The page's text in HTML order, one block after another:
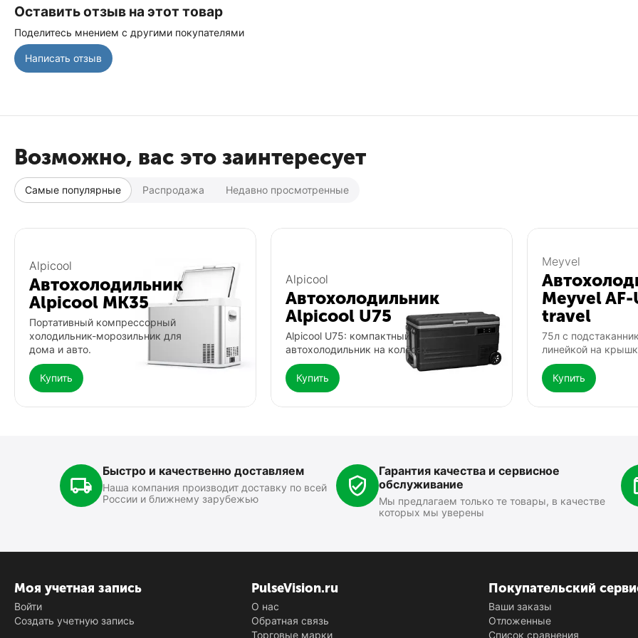
Оставить отзыв на этот товар
Поделитесь мнением с другими покупателями
Написать отзыв
Возможно, вас это заинтересует
Самые популярные Распродажа Недавно просмотренные
15 49900
Популярный
13 89000 ₽ 10 90000 ₽ ₽
Показать ещё
Alpicool
Автохолодильник
Alpicool MK35
Портативный компрессорный
холодильник-морозильник для
дома и авто.
Купить
Alpicool
Автохолодильник
Alpicool U75
Alpicool U75: компактный
автохолодильник на колёсах.
Купить
Meyvel
Meyvel AF-
travel
75л с
линейкой на
Купить
Быстро и качественно доставляем
Наша компания производит доставку по всей
России и ближнему зарубежью
Гарантия качества и сервисное
обслуживание
Мы предлагаем только те товары, в качестве
которых мы уверены
Моя учетная запись
Войти
Создать учетную запись
PulseVision.ru
О нас
Обратная связь
Торговые марки
Покупательский
Ваши заказы
Отложенные
Список сравнения